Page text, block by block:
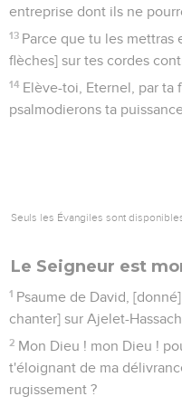
entreprise dont ils ne
13 Parce que tu les mettras
flèches] sur tes cordes
14 Elève-toi, Eternel, par ta
psalmodierons ta
Seuls les Évangiles sont
Le Seigneur est
1 Psaume de David,
chanter] sur Ajelet-
2 Mon Dieu ! mon Dieu !
t'éloignant de ma
rugissement ?